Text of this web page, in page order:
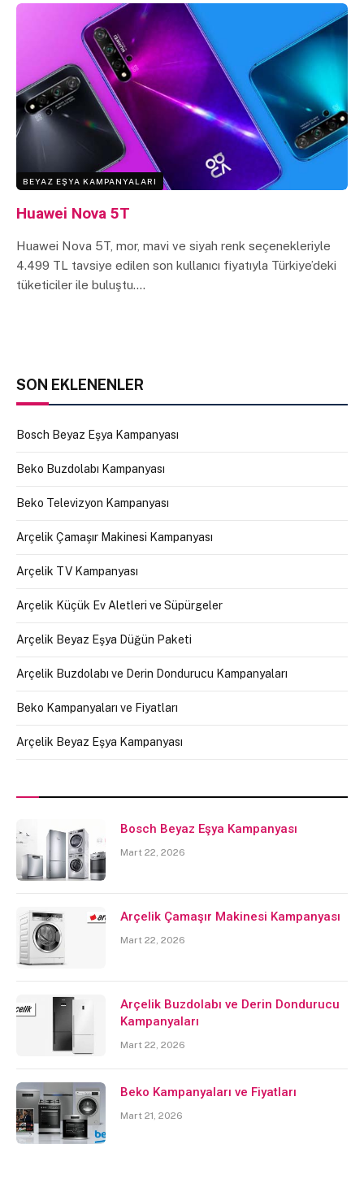
BEYAZ EŞYA KAMPANYALARI
Huawei Nova 5T
Huawei Nova 5T, mor, mavi ve siyah renk seçenekleriyle
4.499 TL tavsiye edilen son kullanıcı fiyatıyla Türkiye’deki
tüketiciler ile buluştu.…
SON EKLENENLER
Bosch Beyaz Eşya Kampanyası
Beko Buzdolabı Kampanyası
Beko Televizyon Kampanyası
Arçelik Çamaşır Makinesi Kampanyası
Arçelik TV Kampanyası
Arçelik Küçük Ev Aletleri ve Süpürgeler
Arçelik Beyaz Eşya Düğün Paketi
Arçelik Buzdolabı ve Derin Dondurucu Kampanyaları
Beko Kampanyaları ve Fiyatları
Arçelik Beyaz Eşya Kampanyası
Bosch Beyaz Eşya Kampanyası
Mart 22, 2026
Arçelik Çamaşır Makinesi Kampanyası
Mart 22, 2026
Arçelik Buzdolabı ve Derin Dondurucu
Kampanyaları
Mart 22, 2026
Beko Kampanyaları ve Fiyatları
Mart 21, 2026